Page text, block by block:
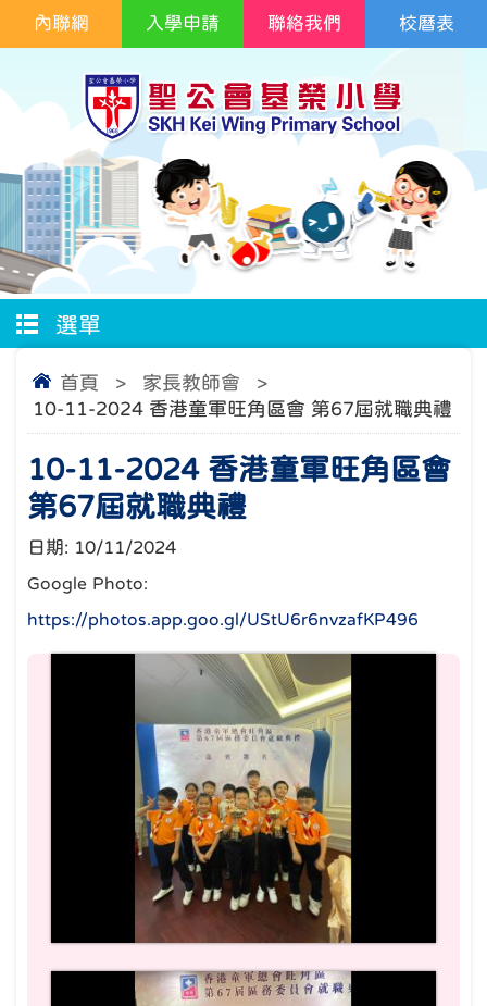
校曆表
內聯網 入學申請 聯絡我們
選單
首頁 > 家長教師會
>
10-11-2024 香港童軍旺角區會 第67屆就職典禮
10-11-2024 香港童軍旺角區會
第67屆就職典禮
日期: 10/11/2024
Google Photo:
https://photos.app.goo.gl/UStU6r6nvzafKP496